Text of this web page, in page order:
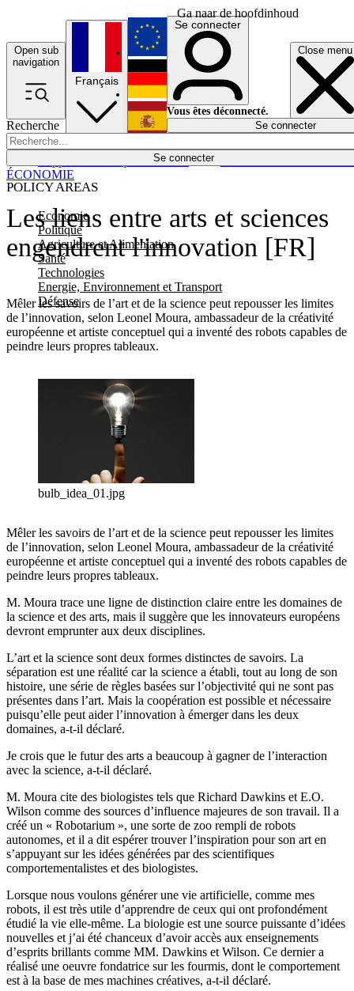
Ga naar de hoofdinhoud
Open sub
navigation
Close menu
Recherche
Se connecter
POLICY AREAS
Economie
Politique
Agriculture et Alimentation
Santé
Technologies
Energie, Environnement et Transport
Défense
Économie
Français
English
Deutsch
Español
Se connecter
Vous êtes déconnecté.
Se connecter
Les liens entre arts et sciences
engendrent l'innovation [FR]
Mêler les savoirs de l’art et de la science peut repousser les limites
de l’innovation, selon Leonel Moura, ambassadeur de la créativité
européenne et artiste conceptuel qui a inventé des robots capables de
peindre leurs propres tableaux.
ÉCONOMIE
bulb_idea_01.jpg
Mêler les savoirs de l’art et de la science peut repousser les limites
de l’innovation, selon Leonel Moura, ambassadeur de la créativité
européenne et artiste conceptuel qui a inventé des robots capables de
peindre leurs propres tableaux.
M. Moura trace une ligne de distinction claire entre les domaines de
la science et des arts, mais il suggère que les innovateurs européens
devront emprunter aux deux disciplines.
L’art et la science sont deux formes distinctes de savoirs. La
séparation est une réalité car la science a établi, tout au long de son
histoire, une série de règles basées sur l’objectivité qui ne sont pas
présentes dans l’art. Mais la coopération est possible et nécessaire
puisqu’elle peut aider l’innovation à émerger dans les deux
domaines, a-t-il déclaré.
Je crois que le futur des arts a beaucoup à gagner de l’interaction
avec la science, a-t-il déclaré.
M. Moura cite des biologistes tels que Richard Dawkins et E.O.
Wilson comme des sources d’influence majeures de son travail. Il a
créé un « Robotarium », une sorte de zoo rempli de robots
autonomes, et il a dit espérer trouver l’inspiration pour son art en
s’appuyant sur les idées générées par des scientifiques
comportementalistes et des biologistes.
Lorsque nous voulons générer une vie artificielle, comme mes
robots, il est très utile d’apprendre de ceux qui ont profondément
étudié la vie elle-même. La biologie est une source puissante d’idées
nouvelles et j’ai été chanceux d’avoir accès aux enseignements
d’esprits brillants comme MM. Dawkins et Wilson. Ce dernier a
réalisé une oeuvre fondatrice sur les fourmis, dont le comportement
est à la base de mes machines créatives, a-t-il déclaré.